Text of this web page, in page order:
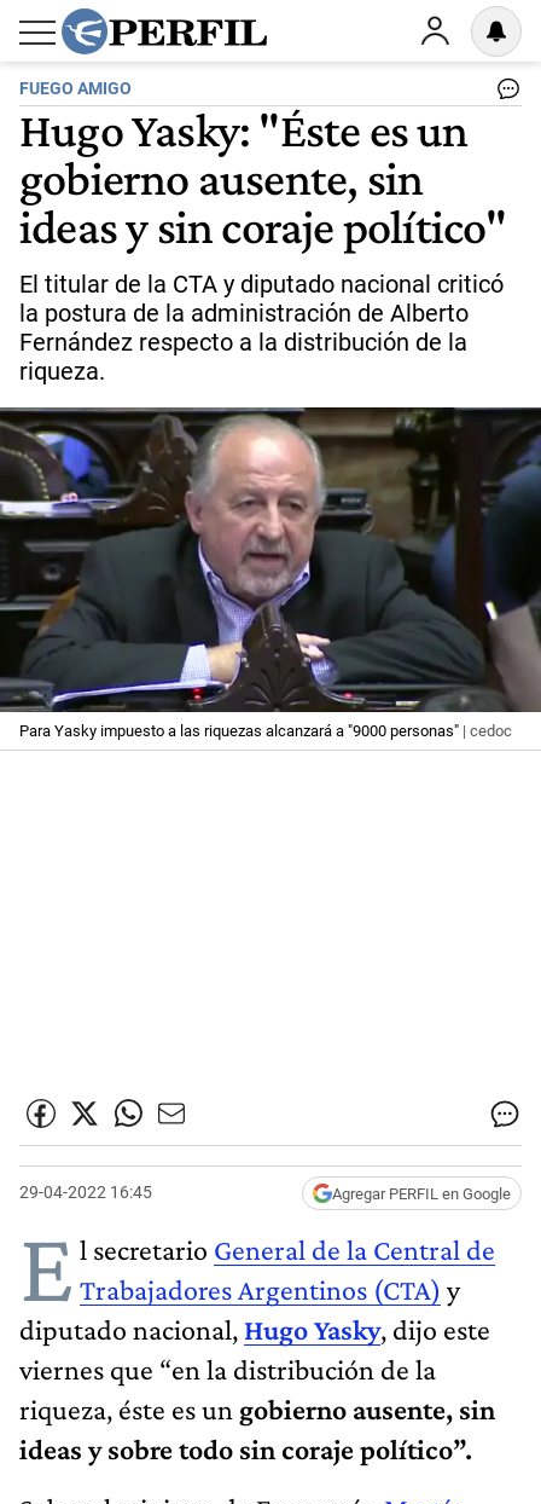
FUEGO AMIGO
Hugo Yasky: "Éste es un
gobierno ausente, sin
ideas y sin coraje político"
El titular de la CTA y diputado nacional criticó
la postura de la administración de Alberto
Fernández respecto a la distribución de la
riqueza.
Para Yasky impuesto a las riquezas alcanzará a "9000 personas" | cedoc
29-04-2022 16:45 Agregar PERFIL en Google
E l secretario General de la Central de
Trabajadores Argentinos (CTA) y
diputado nacional, Hugo Yasky, dijo este
viernes que “en la distribución de la
riqueza, éste es un gobierno ausente, sin
ideas y sobre todo sin coraje político”.